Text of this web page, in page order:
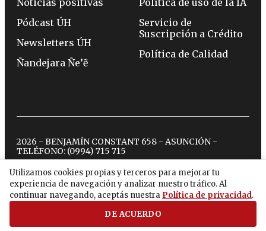
Utilizamos cookies propias y terceros para mejorar tu
experiencia de navegación y analizar nuestro tráfico. Al
continuar navegando, aceptás nuestra Política de privacidad.
DE ACUERDO
Pódcast ÚH
Newsletters ÚH
Ñandejara Ñe’ẽ
Servicio de
Suscripción a Crédito
Política de Calidad
2026 - BENJAMÍN CONSTANT 658 - ASUNCIÓN -
TELÉFONO: (0994) 715 715
twitterinstagram
facebook
tiktokyoutubespotify